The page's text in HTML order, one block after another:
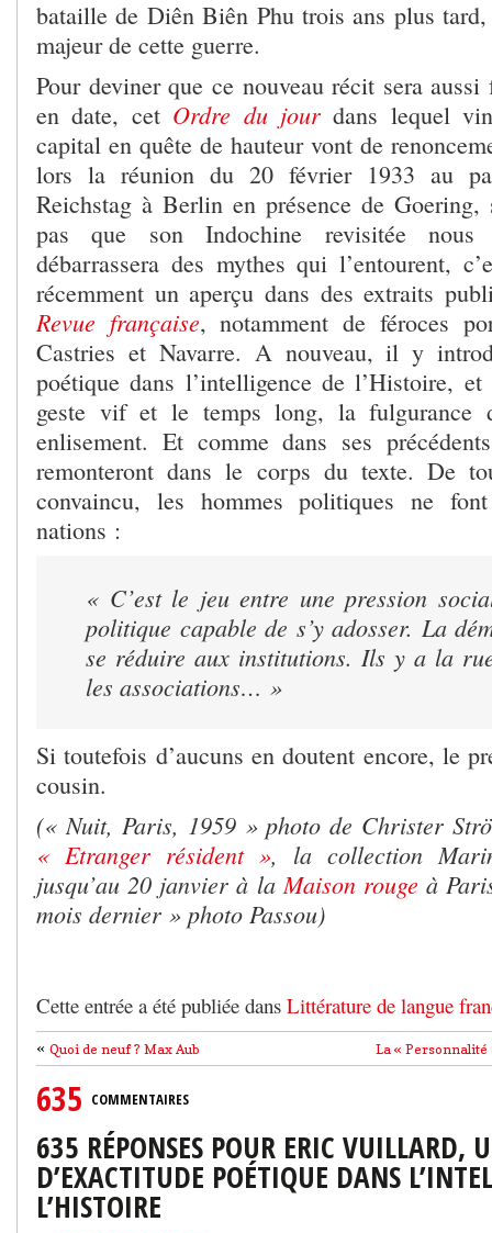
bataille de Diên Biên Phu trois ans plus
majeur de cette guerre.
Pour deviner que ce nouveau récit sera
en date, cet Ordre du jour dans lequel
capital en quête de hauteur vont de
lors la réunion du 20 février 1933 au
Reichstag à Berlin en présence de
pas que son Indochine revisitée nous
débarrassera des mythes qui l’entourent,
récemment un aperçu dans des extraits
Revue française, notamment de féroces
Castries et Navarre. A nouveau, il y
poétique dans l’intelligence de l’Histoire,
geste vif et le temps long, la fulgurance
enlisement. Et comme dans ses
remonteront dans le corps du texte. De
convaincu, les hommes politiques ne
nations :
« C’est le jeu entre une pression
politique capable de s’y adosser. La
se réduire aux institutions. Ils y a la
les associations… »
Si toutefois d’aucuns en doutent encore, le
cousin.
(« Nuit, Paris, 1959 » photo de Christer
« Etranger résident », la collection
jusqu’au 20 janvier à laMaison rougeà
mois dernier » photo Passou)
Cette entrée a été publiée dans Littérature de langue
La « Personnalité
« Quoi de neuf ? Max Aub
635 COMMENTAIRES
635 RÉPONSES POUR ERIC VUILLARD,
D’EXACTITUDE POÉTIQUE DANS
L’HISTOIRE